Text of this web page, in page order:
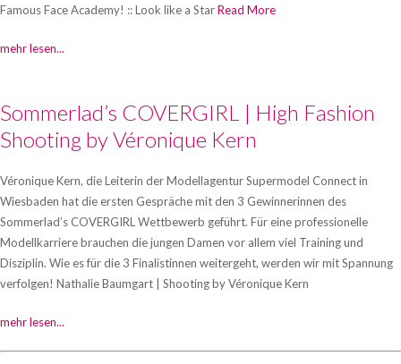
Famous Face Academy! :: Look like a StarRead More
mehr lesen...
Sommerlad’s COVERGIRL | High Fashion
Shooting by Véronique Kern
Véronique Kern, die Leiterin der Modellagentur Supermodel Connect in
Wiesbaden hat die ersten Gespräche mit den 3 Gewinnerinnen des
Sommerlad’s COVERGIRL Wettbewerb geführt. Für eine professionelle
Modellkarriere brauchen die jungen Damen vor allem viel Training und
Disziplin. Wie es für die 3 Finalistinnen weitergeht, werden wir mit Spannung
verfolgen! Nathalie Baumgart | Shooting by Véronique Kern
mehr lesen...
Kontakt